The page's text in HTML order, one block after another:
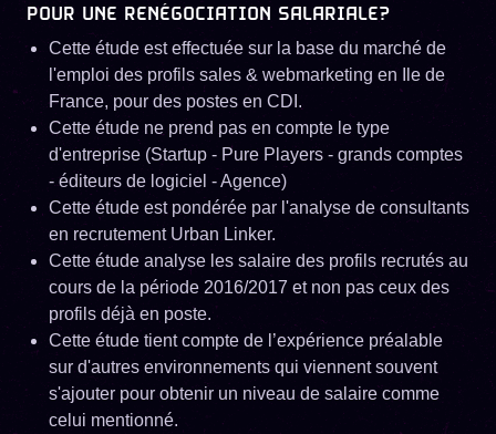
POUR UNE RENÉGOCIATION SALARIALE?
Cette étude est effectuée sur la base du marché de
l'emploi des profils sales & webmarketing en Ile de
France, pour des postes en CDI.
Cette étude ne prend pas en compte le type
d'entreprise (Startup - Pure Players - grands comptes
- éditeurs de logiciel - Agence)
Cette étude est pondérée par l'analyse de consultants
en recrutement Urban Linker.
Cette étude analyse les salaire des profils recrutés au
cours de la période 2016/2017 et non pas ceux des
profils déjà en poste.
Cette étude tient compte de l’expérience préalable
sur d'autres environnements qui viennent souvent
s'ajouter pour obtenir un niveau de salaire comme
celui mentionné.